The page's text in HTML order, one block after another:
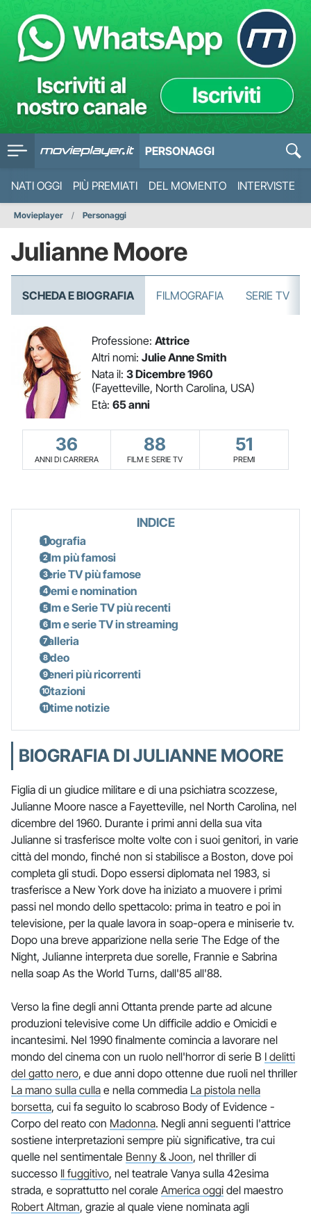
PERSONAGGI
NATI OGGI PIÙ PREMIATI DEL MOMENTO INTERVISTE
Movieplayer Personaggi
Julianne Moore
SCHEDA E BIOGRAFIA FILMOGRAFIA SERIE TV
Professione: Attrice
Altri nomi: Julie Anne Smith
Nata il: 3 Dicembre 1960
(Fayetteville, North Carolina, USA)
Età: 65 anni
36
ANNI DI CARRIERA
88
FILM E SERIE TV
51
PREMI
INDICE
Biografia
Film più famosi
Serie TV più famose
Premi e nomination
Film e Serie TV più recenti
Film e serie TV in streaming
Galleria
Video
Generi più ricorrenti
Citazioni
Ultime notizie
BIOGRAFIA DI JULIANNE MOORE
Figlia di un giudice militare e di una psichiatra scozzese,
Julianne Moore nasce a Fayetteville, nel North Carolina, nel
dicembre del 1960. Durante i primi anni della sua vita
Julianne si trasferisce molte volte con i suoi genitori, in varie
città del mondo, finché non si stabilisce a Boston, dove poi
completa gli studi. Dopo essersi diplomata nel 1983, si
trasferisce a New York dove ha iniziato a muovere i primi
passi nel mondo dello spettacolo: prima in teatro e poi in
televisione, per la quale lavora in soap-opera e miniserie tv.
Dopo una breve apparizione nella serie The Edge of the
Night, Julianne interpreta due sorelle, Frannie e Sabrina
nella soap As the World Turns, dall'85 all'88.
Verso la fine degli anni Ottanta prende parte ad alcune
produzioni televisive come Un difficile addio e Omicidi e
incantesimi. Nel 1990 finalmente comincia a lavorare nel
mondo del cinema con un ruolo nell'horror di serie B I delitti
del gatto nero, e due anni dopo ottenne due ruoli nel thriller
La mano sulla culla e nella commedia La pistola nella
borsetta, cui fa seguito lo scabroso Body of Evidence -
Corpo del reato con Madonna. Negli anni seguenti l'attrice
sostiene interpretazioni sempre più significative, tra cui
quelle nel sentimentale Benny & Joon, nel thriller di
successo Il fuggitivo, nel teatrale Vanya sulla 42esima
strada, e soprattutto nel corale America oggi del maestro
Robert Altman, grazie al quale viene nominata agli